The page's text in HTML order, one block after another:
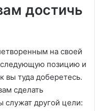
достичь
на своей
позицию и
вы туда доберетесь.
сделать
служат другой цели: